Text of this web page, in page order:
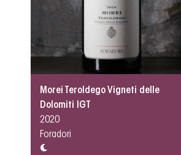
Morei Teroldego Vigneti delle
Dolomiti IGT
2020
Foradori